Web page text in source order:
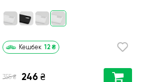
Кешбек 12 ₴
355 ₴ 246 ₴